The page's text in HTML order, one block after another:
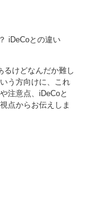
iDeCoとの違い
るけどなんだか難し
う方向けに、これ
注意点、iDeCoと
点からお伝えしま